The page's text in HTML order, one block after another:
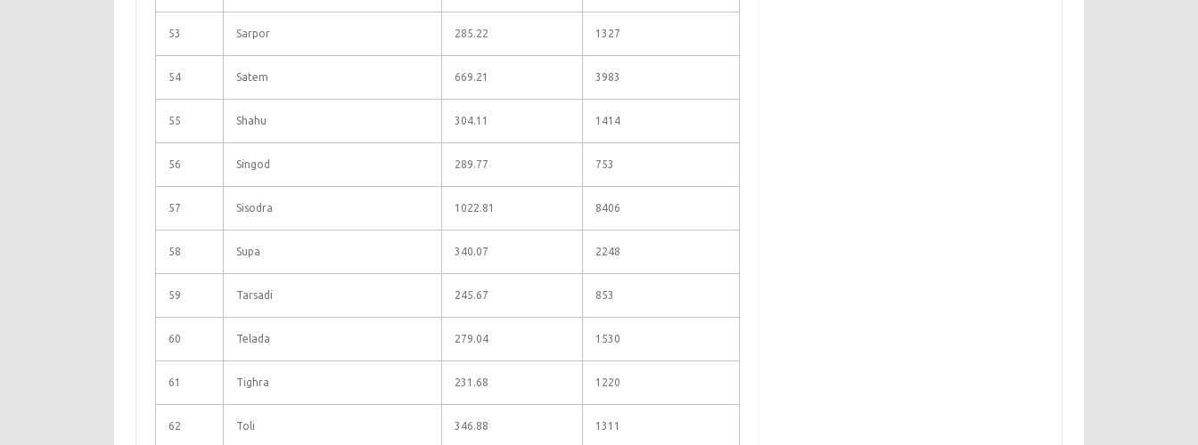
53 Sarpor 285.22 1327
54 Satem 669.21 3983
55 Shahu 304.11 1414
56 Singod 289.77 753
57 Sisodra 1022.81 8406
58 Supa 340.07 2248
59 Tarsadi 245.67 853
60 Telada 279.04 1530
61 Tighra 231.68 1220
62 Toli 346.88 1311